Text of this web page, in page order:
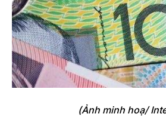
(Ảnh minh hoạ/